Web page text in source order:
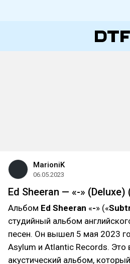
MarioniK
06.05.2023
Ed Sheeran — «-» (Deluxe)
Альбом Ed Sheeran «-» («
студийный альбом
песен. Он вышел 5 мая 2023
Asylum и Atlantic Records. Это
акустический альбом,